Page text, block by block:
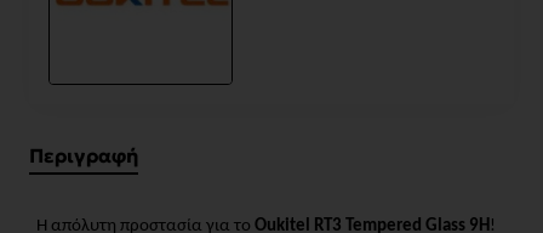
Περιγραφή
Η απόλυτη προστασία για το Oukitel RT3 Tempered Glass 9H !